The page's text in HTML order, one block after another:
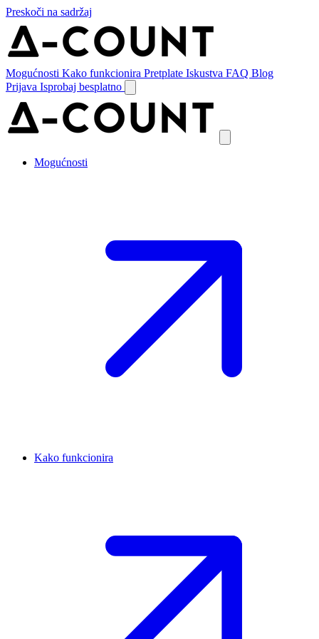
Preskoči na sadržaj
Mogućnosti Kako funkcionira Pretplate Iskustva FAQ Blog
Prijava Isprobaj besplatno
Mogućnosti
Kako funkcionira